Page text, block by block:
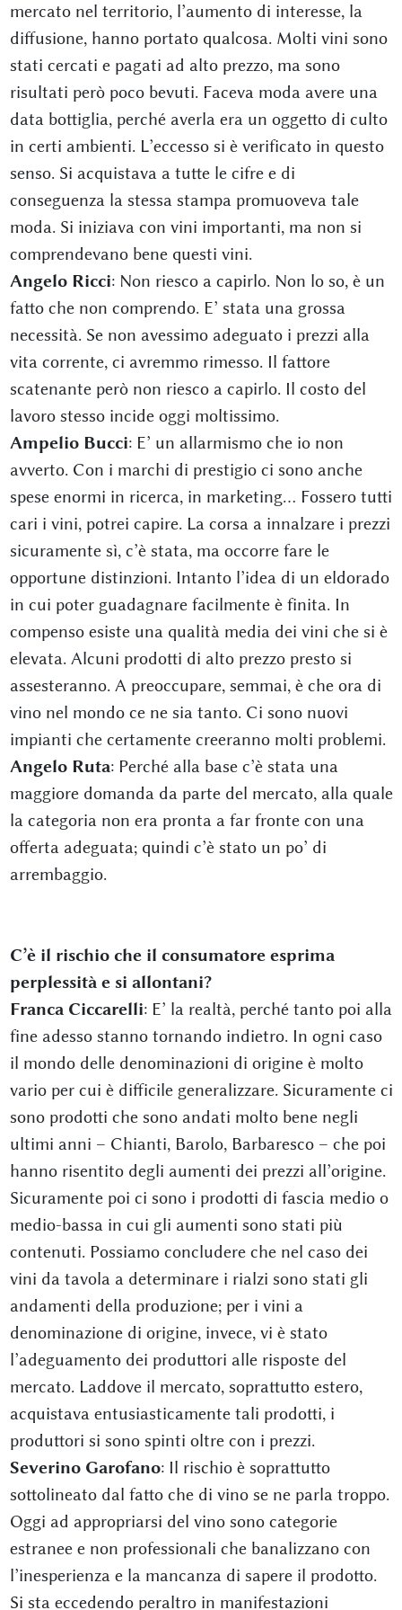
mercato nel territorio, l’aumento di interesse, la
diffusione, hanno portato qualcosa. Molti vini sono
stati cercati e pagati ad alto prezzo, ma sono
risultati però poco bevuti. Faceva moda avere una
data bottiglia, perché averla era un oggetto di culto
in certi ambienti. L’eccesso si è verificato in questo
senso. Si acquistava a tutte le cifre e di
conseguenza la stessa stampa promuoveva tale
moda. Si iniziava con vini importanti, ma non si
comprendevano bene questi vini.
Angelo Ricci: Non riesco a capirlo. Non lo so, è un
fatto che non comprendo. E’ stata una grossa
necessità. Se non avessimo adeguato i prezzi alla
vita corrente, ci avremmo rimesso. Il fattore
scatenante però non riesco a capirlo. Il costo del
lavoro stesso incide oggi moltissimo.
Ampelio Bucci: E’ un allarmismo che io non
avverto. Con i marchi di prestigio ci sono anche
spese enormi in ricerca, in marketing… Fossero tutti
cari i vini, potrei capire. La corsa a innalzare i prezzi
sicuramente sì, c’è stata, ma occorre fare le
opportune distinzioni. Intanto l’idea di un eldorado
in cui poter guadagnare facilmente è finita. In
compenso esiste una qualità media dei vini che si è
elevata. Alcuni prodotti di alto prezzo presto si
assesteranno. A preoccupare, semmai, è che ora di
vino nel mondo ce ne sia tanto. Ci sono nuovi
impianti che certamente creeranno molti problemi.
Angelo Ruta: Perché alla base c’è stata una
maggiore domanda da parte del mercato, alla quale
la categoria non era pronta a far fronte con una
offerta adeguata; quindi c’è stato un po’ di
arrembaggio.
C’è il rischio che il consumatore esprima
perplessità e si allontani?
Franca Ciccarelli: E’ la realtà, perché tanto poi alla
fine adesso stanno tornando indietro. In ogni caso
il mondo delle denominazioni di origine è molto
vario per cui è difficile generalizzare. Sicuramente ci
sono prodotti che sono andati molto bene negli
ultimi anni – Chianti, Barolo, Barbaresco – che poi
hanno risentito degli aumenti dei prezzi all’origine.
Sicuramente poi ci sono i prodotti di fascia medio o
medio-bassa in cui gli aumenti sono stati più
contenuti. Possiamo concludere che nel caso dei
vini da tavola a determinare i rialzi sono stati gli
andamenti della produzione; per i vini a
denominazione di origine, invece, vi è stato
l’adeguamento dei produttori alle risposte del
mercato. Laddove il mercato, soprattutto estero,
acquistava entusiasticamente tali prodotti, i
produttori si sono spinti oltre con i prezzi.
Severino Garofano: Il rischio è soprattutto
sottolineato dal fatto che di vino se ne parla troppo.
Oggi ad appropriarsi del vino sono categorie
estranee e non professionali che banalizzano con
l’inesperienza e la mancanza di sapere il prodotto.
Si sta eccedendo peraltro in manifestazioni